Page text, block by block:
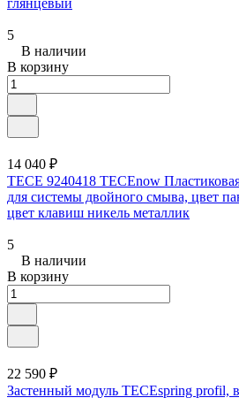
5
В наличии
В корзину
14 040 ₽
TECE 9240418 TECEnow
для системы двойного смыва, цвет
цвет клавиш никель металлик
5
В наличии
В корзину
22 590 ₽
Застенный модуль TECEspring profil,